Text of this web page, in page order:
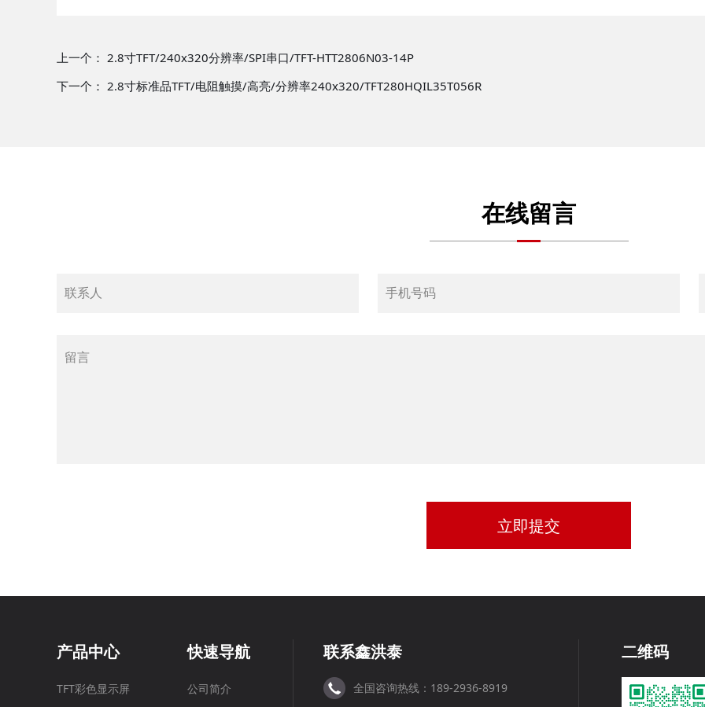
上一个： 2.8寸TFT/240x320分辨率/SPI串口/TFT-HTT2806N03-14P
下一个： 2.8寸标准品TFT/电阻触摸/高亮/分辨率240x320/TFT280HQIL35T056R
在线留言
立即提交
产品中心
TFT彩色显示屏
快速导航
公司简介
联系鑫洪泰
全国咨询热线：189-2936-8919
二维码